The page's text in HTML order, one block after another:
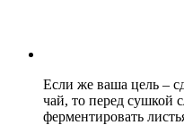
Если же ваша цель –
чай, то перед сушкой
ферментировать